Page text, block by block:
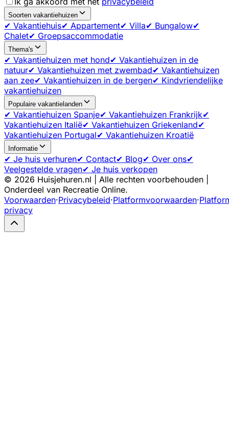
Soorten vakantiehuizen
✔ Vakantiehuis✔ Appartement✔ Villa✔ Bungalow✔
Chalet✔ Groepsaccommodatie
Thema's
✔ Vakantiehuizen met hond✔ Vakantiehuizen in de
natuur✔ Vakantiehuizen met zwembad✔ Vakantiehuizen
aan zee✔ Vakantiehuizen in de bergen✔ Kindvriendelijke
vakantiehuizen
Populaire vakantielanden
✔ Vakantiehuizen Spanje✔ Vakantiehuizen Frankrijk✔
Vakantiehuizen Italië✔ Vakantiehuizen Griekenland✔
Vakantiehuizen Portugal✔ Vakantiehuizen Kroatië
Informatie
✔ Je huis verhuren✔ Contact✔ Blog✔ Over ons✔
Veelgestelde vragen✔ Je huis verkopen
© 2026 Huisjehuren.nl | Alle rechten voorbehouden |
Onderdeel van Recreatie Online.
Voorwaarden·Privacybeleid·Platformvoorwaarden·
privacy